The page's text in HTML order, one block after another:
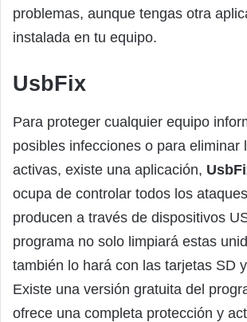
problemas, aunque tengas otra
instalada en tu equipo.
UsbFix
Para proteger cualquier equipo
posibles infecciones o para eliminar
activas, existe una aplicación,
ocupa de controlar todos los
producen a través de dispositivos
programa no solo limpiará estas
también lo hará con las tarjetas SD
Existe una versión gratuita del
ofrece una completa protección y